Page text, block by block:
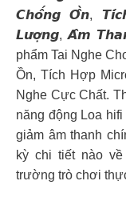
𝘾𝙝𝙤̂́𝙣𝙜 𝙊̂̀𝙣,
𝙇𝙪̛𝙤̛̣𝙣𝙜, 𝘼̂𝙢
phẩm Tai Nghe
Ồn, Tích Hợp
Nghe Cực Chất.
năng động Loa
giảm âm thanh
kỳ chi tiết nào
trường trò chơi